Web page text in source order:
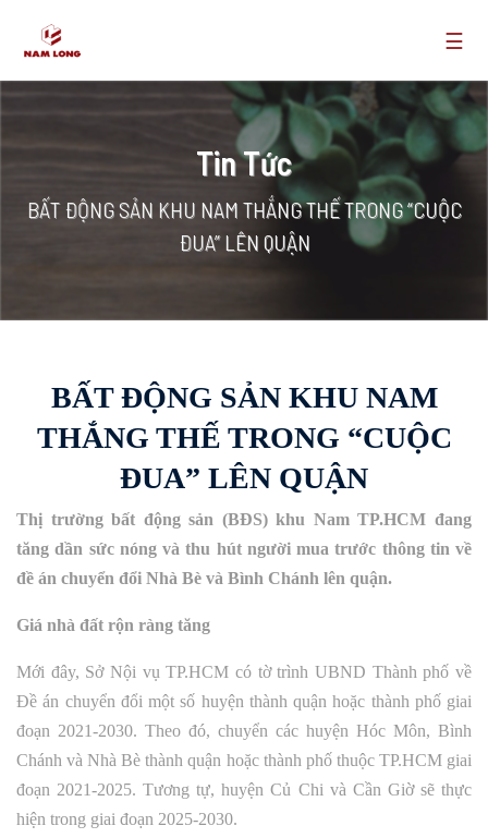
☰
Tin Tức
BẤT ĐỘNG SẢN KHU NAM THẮNG THẾ TRONG “CUỘC
ĐUA” LÊN QUẬN
BẤT ĐỘNG SẢN KHU NAM
THẮNG THẾ TRONG “CUỘC
ĐUA” LÊN QUẬN
Thị trường bất động sản (BĐS) khu Nam TP.HCM đang
tăng dần sức nóng và thu hút người mua trước thông tin về
đề án chuyển đổi Nhà Bè và Bình Chánh lên quận.
Giá nhà đất rộn ràng tăng
Mới đây, Sở Nội vụ TP.HCM có tờ trình UBND Thành phố về
Đề án chuyển đổi một số huyện thành quận hoặc thành phố giai
đoạn 2021-2030. Theo đó, chuyển các huyện Hóc Môn, Bình
Chánh và Nhà Bè thành quận hoặc thành phố thuộc TP.HCM giai
đoạn 2021-2025. Tương tự, huyện Củ Chi và Cần Giờ sẽ thực
hiện trong giai đoạn 2025-2030.